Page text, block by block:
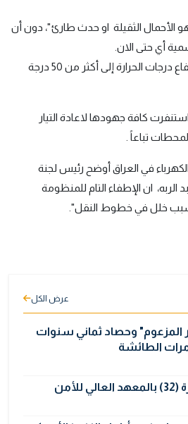
الأحمال الثقيلة او حدث طارئ"، دون أن
أي حتى الان.
ويتزامن هذا الانطفاء، مع ارتفاع درجات الحرارة إلى أكثر من 50 درجة
كافة جهودها لاعادة التيار
تباعاً .
في العراق أوضح رئيس لجنة
الربه، ان الإطفاء التام للمنظومة
خلل في خطوط النقل".
عرض الكل
"النصر المزعوم" وحصاد ثماني سنوات
الطائشة